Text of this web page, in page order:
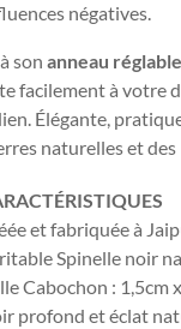
négatives.
sonanneau
facilement à votre
Élégante,
naturelles et
et fabriquée à
Spinelle noir
Cabochon : 1,5cm
profond et éclat